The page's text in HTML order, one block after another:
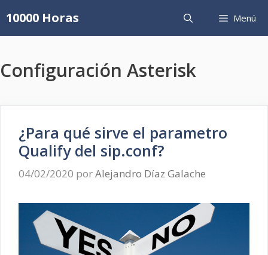
al
contenido
10000 Horas Menú
Configuración Asterisk
¿Para qué sirve el parametro
Qualify del sip.conf?
04/02/2020 porAlejandro Díaz Galache